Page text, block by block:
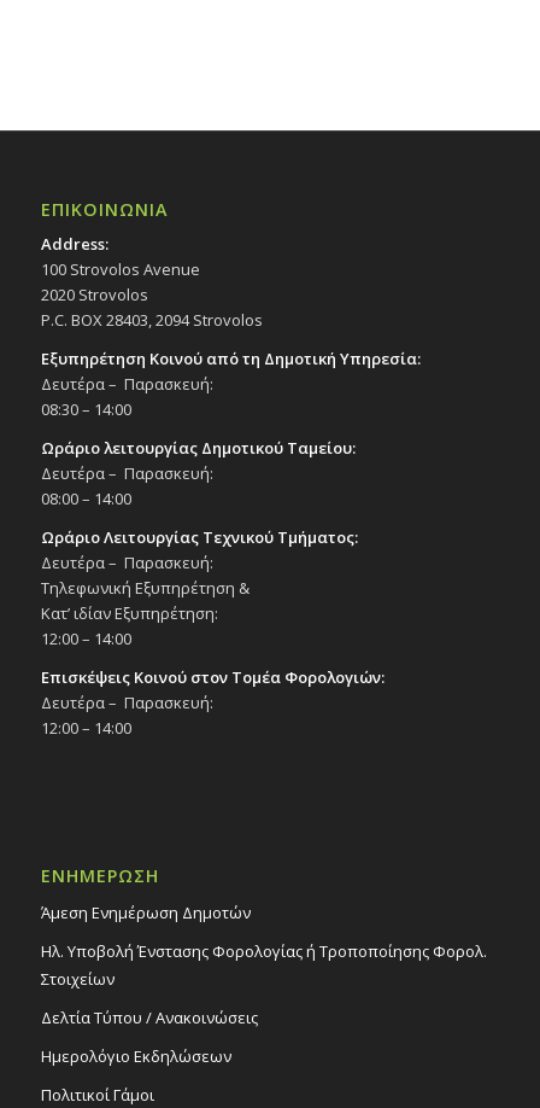
ΕΠΙΚΟΙΝΩΝΙΑ
Address:
100 Strovolos Avenue
2020 Strovolos
P.C. BOX 28403, 2094 Strovolos
Εξυπηρέτηση Κοινού από τη Δημοτική Υπηρεσία:
Δευτέρα – Παρασκευή:
08:30 – 14:00
Ωράριο λειτουργίας Δημοτικού Ταμείου:
Δευτέρα – Παρασκευή:
08:00 – 14:00
Ωράριο Λειτουργίας Τεχνικού Τμήματος:
Δευτέρα – Παρασκευή:
Τηλεφωνική Εξυπηρέτηση &
Κατ’ ιδίαν Εξυπηρέτηση:
12:00 – 14:00
Επισκέψεις Κοινού στον Τομέα Φορολογιών:
Δευτέρα – Παρασκευή:
12:00 – 14:00
ΕΝΗΜΕΡΩΣΗ
Άμεση Ενημέρωση Δημοτών
Ηλ. Υποβολή Ένστασης Φορολογίας ή Τροποποίησης Φορολ.
Στοιχείων
Δελτία Τύπου / Ανακοινώσεις
Ημερολόγιο Εκδηλώσεων
Πολιτικοί Γάμοι